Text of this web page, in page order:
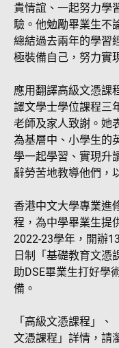
貴情誼、一起努力學
驗。他勉勵畢業生不
總結過去兩年的學習
極裝備自己，努力實
應用翻譯高級文憑課
譯文學士學位課程三
老師及家人致謝。她
為基層中、小學生的
學一起學習、實現升
辭勞苦地教導他們，
香港中文大學專業進
程，為中學畢業生提
2022-23學年，開辦
日制「基礎教育文憑
助DSE畢業生打好學
備。
「高級文憑課程」
文憑課程」詳情，請